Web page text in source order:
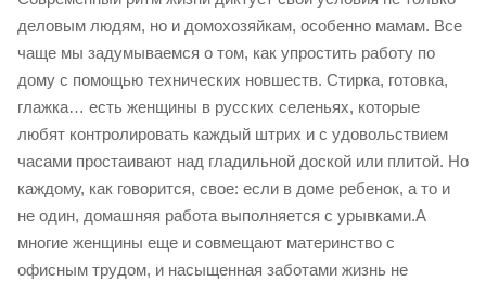
деловым людям, но и домохозяйкам, особенно мамам. Все
чаще мы задумываемся о том, как упростить работу по
дому с помощью технических новшеств. Стирка, готовка,
глажка… есть женщины в русских селеньях, которые
любят контролировать каждый штрих и с удовольствием
часами простаивают над гладильной доской или плитой. Но
каждому, как говорится, свое: если в доме ребенок, а то и
не один, домашняя работа выполняется с урывками.А
многие женщины еще и совмещают материнство с
офисным трудом, и насыщенная заботами жизнь не